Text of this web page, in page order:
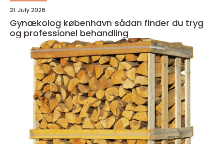
31. July 2026
Gynækolog københavn sådan finder du tryg
og professionel behandling